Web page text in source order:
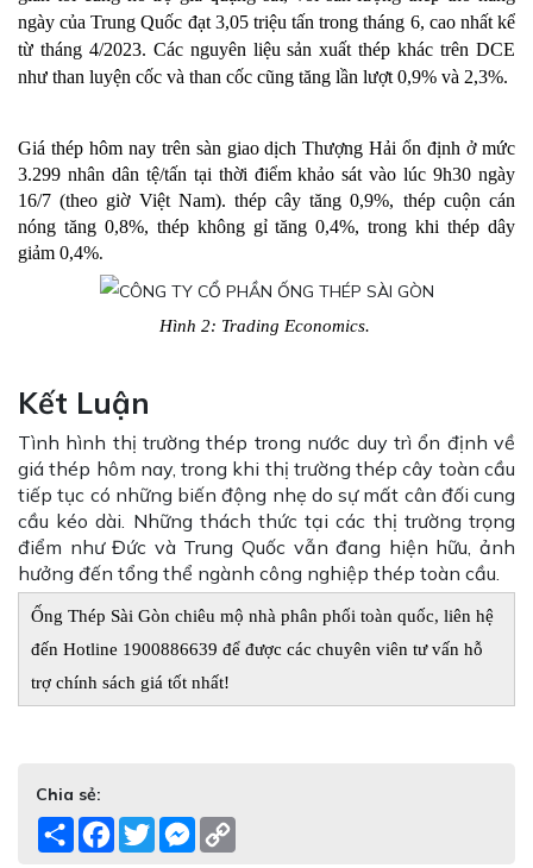
ngày của Trung Quốc đạt 3,05 triệu tấn trong tháng 6, cao nhất kể
từ tháng 4/2023. Các nguyên liệu sản xuất thép khác trên DCE
như than luyện cốc và than cốc cũng tăng lần lượt 0,9% và 2,3%.
Giá thép hôm nay trên sàn giao dịch Thượng Hải ổn định ở mức
3.299 nhân dân tệ/tấn tại thời điểm khảo sát vào lúc 9h30 ngày
16/7 (theo giờ Việt Nam). thép cây tăng 0,9%, thép cuộn cán
nóng tăng 0,8%, thép không gỉ tăng 0,4%, trong khi thép dây
giảm 0,4%.
Hình 2: Trading Economics.
Kết Luận
Tình hình thị trường thép trong nước duy trì ổn định về
giá thép hôm nay, trong khi thị trường thép cây toàn cầu
tiếp tục có những biến động nhẹ do sự mất cân đối cung
cầu kéo dài. Những thách thức tại các thị trường trọng
điểm như Đức và Trung Quốc vẫn đang hiện hữu, ảnh
hưởng đến tổng thể ngành công nghiệp thép toàn cầu.
Ống Thép Sài Gòn chiêu mộ nhà phân phối toàn quốc, liên hệ
đến Hotline 1900886639 để được các chuyên viên tư vấn hỗ
trợ chính sách giá tốt nhất!
Chia sẻ:
ShareFacebook
TwitterMessenger